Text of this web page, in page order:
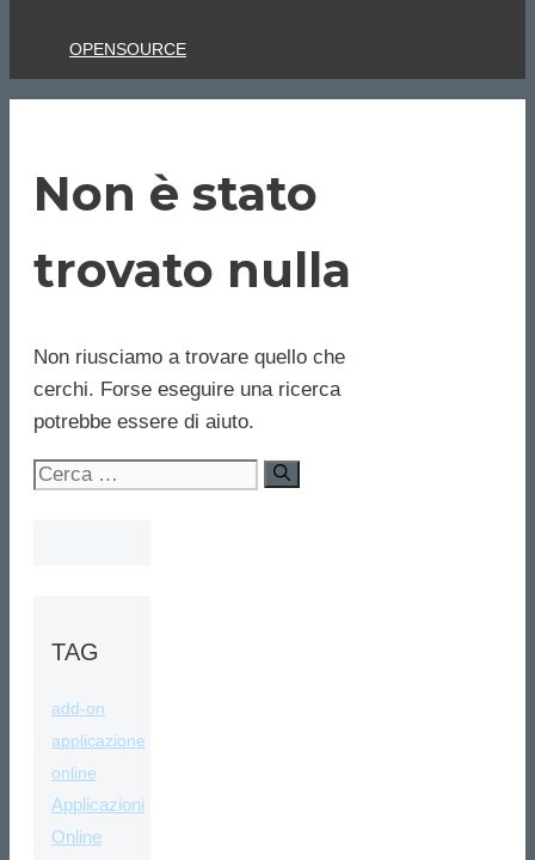
OPENSOURCE
Non è stato
trovato nulla
Non riusciamo a trovare quello che
cerchi. Forse eseguire una ricerca
potrebbe essere di aiuto.
Ricerca
TAG
add-on
applicazione
online
Applicazioni
Online